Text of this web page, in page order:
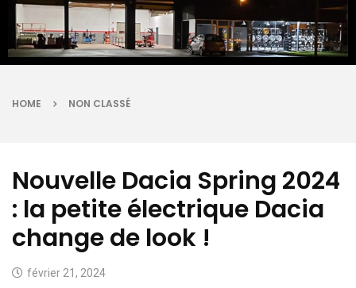
HOME NON CLASSÉ
Nouvelle Dacia Spring 2024
: la petite électrique Dacia
change de look !
février 21, 2024